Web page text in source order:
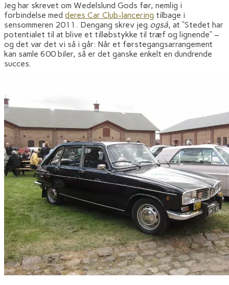
Jeg har skrevet om Wedelslund Gods før, nemlig i
forbindelse med deres Car Club-lancering tilbage i
sensommeren 2011. Dengang skrev jeg også, at “Stedet har
potentialet til at blive et tilløbstykke til træf og lignende” –
og det var det vi så i går: Når et førstegangsarrangement
kan samle 600 biler, så er det ganske enkelt en dundrende
succes.